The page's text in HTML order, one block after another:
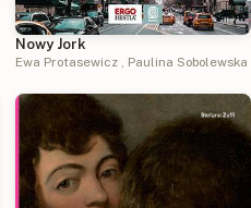
Nowy Jork
Ewa Protasewicz Paulina Sobolewska